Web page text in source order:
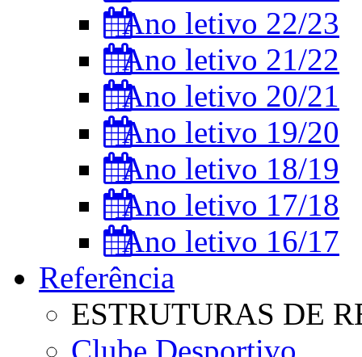
Ano letivo 22/23
Ano letivo 21/22
Ano letivo 20/21
Ano letivo 19/20
Ano letivo 18/19
Ano letivo 17/18
Ano letivo 16/17
Referência
ESTRUTURAS DE
Clube Desportivo